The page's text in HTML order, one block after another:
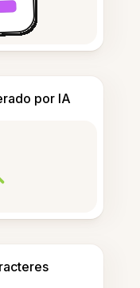
por IA